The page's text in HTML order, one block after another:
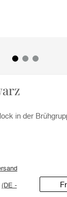
in der
(DE -